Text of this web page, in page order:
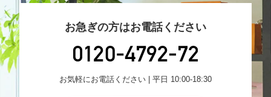
お急ぎの方はお電話ください
お気軽にお電話ください | 平日 10:00-18:30